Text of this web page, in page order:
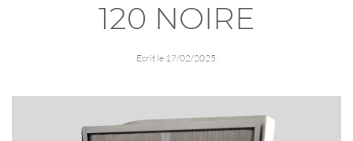
120 NOIRE
Écrit le 17/02/2025.